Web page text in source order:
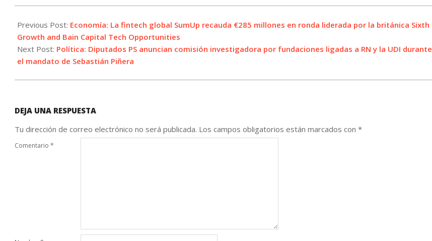
12-
12
Previous Post: Economía: La fintech global SumUp recauda €285 millones en ronda liderada por la británica Sixth
Growth and Bain Capital Tech Opportunities
Next Post: Política: Diputados PS anuncian comisión investigadora por fundaciones ligadas a RN y la UDI durante
el mandato de Sebastián Piñera
DEJA UNA RESPUESTA
Tu dirección de correo electrónico no será publicada. Los campos obligatorios están marcados con *
Comentario *